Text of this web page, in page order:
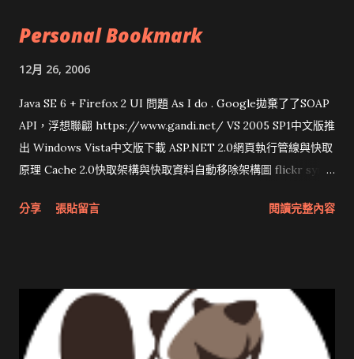
Personal Bookmark
12月 26, 2006
Java SE 6 + Firefox 2 UI 問題 As I do . Google拋棄了了SOAP
API，浮想聯翩 https://www.gandi.net/ VS 2005 SP1中文版推
出 Windows Vista中文版下載 ASP.NET 2.0網頁執行管線與快取
原理 Cache 2.0快取架構與快取資料自動移除架構圖 flickr sync
圖治推動改革 Wait and see 國內某SOC疑遭駭客入侵 大砲開講
分享 張貼留言 閱讀完整內容